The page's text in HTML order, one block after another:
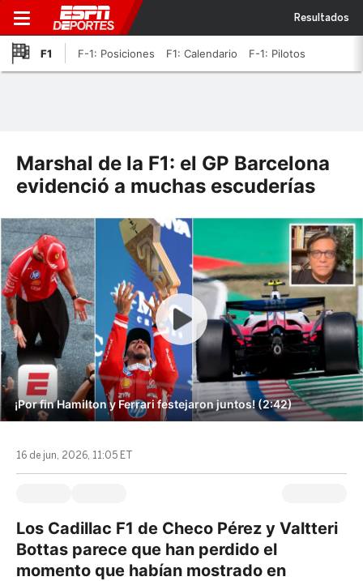
Resultados
F1 F-1: Posiciones F1: Calendario F-1: Pilotos
Marshal de la F1: el GP Barcelona
evidenció a muchas escuderías
¡Por fin Hamilton y Ferrari festejaron juntos! (2:42)
16 de jun, 2026, 11:05 ET
Los Cadillac F1 de Checo Pérez y Valtteri
Bottas parece que han perdido el
momento que habían mostrado en